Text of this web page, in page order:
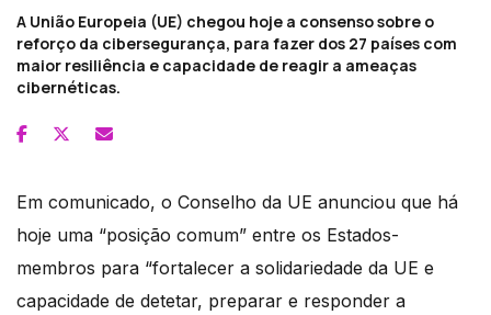
A União Europeia (UE) chegou hoje a consenso sobre o
reforço da cibersegurança, para fazer dos 27 países com
maior resiliência e capacidade de reagir a ameaças
cibernéticas.
Em comunicado, o Conselho da UE anunciou que há
hoje uma “posição comum” entre os Estados-
membros para “fortalecer a solidariedade da UE e
capacidade de detetar, preparar e responder a